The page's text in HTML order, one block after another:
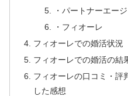
・パートナーエー
・フィオーレ
フィオーレでの婚活状況
フィオーレでの婚活の結
フィオーレの口コミ・評
した感想